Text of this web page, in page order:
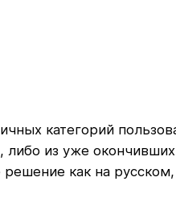
категорий
из уже
как на русском,